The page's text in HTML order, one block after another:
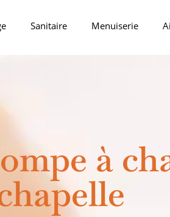
Sanitaire Menuiserie
à